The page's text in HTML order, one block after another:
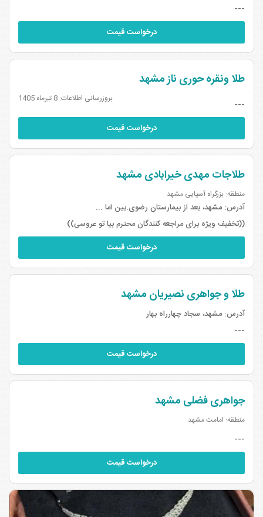
---
درخواست قیمت
طلا ونقره حوری ناز مشهد
بروزرسانی اطلاعات: 8 تیرماه 1405
---
درخواست قیمت
طلاجات مهدی خیرابادی مشهد
منطقه: بزرگراه آسیایی مشهد
آدرس:مشهد، بعد از بیمارستان رضوی.بین اما ...
((تخفیف ویژه برای مراجعه کنندگان محترم بیا تو عروسی))
درخواست قیمت
طلا و جواهری نصیریان مشهد
آدرس:مشهد، سجاد چهارراه بهار
---
درخواست قیمت
جواهری فضلی مشهد
منطقه: امامت مشهد
---
درخواست قیمت